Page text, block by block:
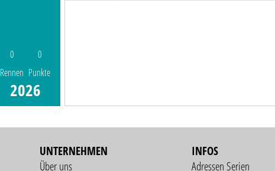
0
Rennen
0
Punkte
2026
UNTERNEHMEN
Über uns
INFOS
Adressen Serien